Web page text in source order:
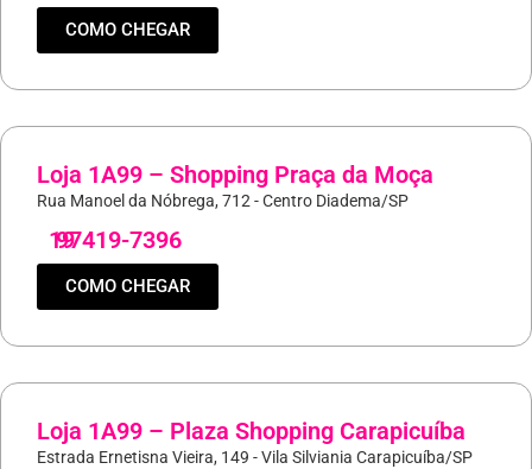
COMO CHEGAR
Loja 1A99 – Shopping Praça da Moça
Rua Manoel da Nóbrega, 712 - Centro Diadema/SP
19
97419-7396
COMO CHEGAR
Loja 1A99 – Plaza Shopping Carapicuíba
Estrada Ernetisna Vieira, 149 - Vila Silviania Carapicuíba/SP